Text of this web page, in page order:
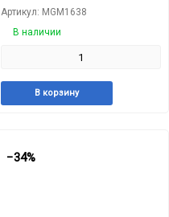
Артикул: MGM1638
В наличии
В корзину
−34%